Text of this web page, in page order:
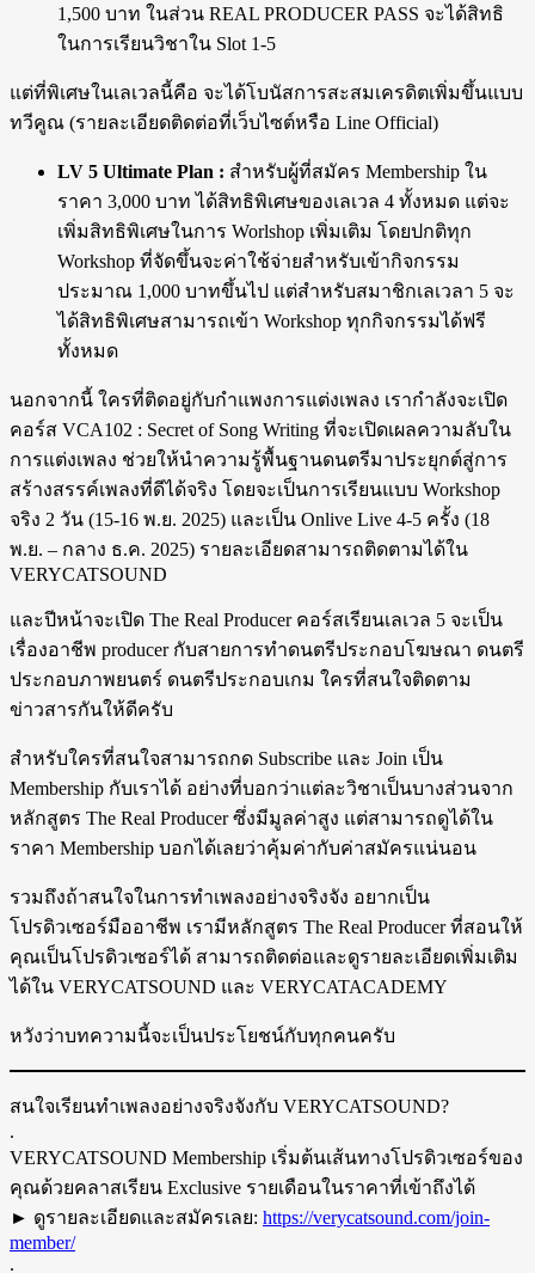
1,500 บาท ในส่วน REAL PRODUCER PASS จะได้สิทธิ
ในการเรียนวิชาใน Slot 1-5
แต่ที่พิเศษในเลเวลนี้คือ จะได้โบนัสการสะสมเครดิตเพิ่มขึ้นแบบ
ทวีคูณ (รายละเอียดติดต่อที่เว็บไซต์หรือ Line Official)
LV 5 Ultimate Plan : สำหรับผู้ที่สมัคร Membership ใน
ราคา 3,000 บาท ได้สิทธิพิเศษของเลเวล 4 ทั้งหมด แต่จะ
เพิ่มสิทธิพิเศษในการ Worlshop เพิ่มเติม โดยปกติทุก
Workshop ที่จัดขึ้นจะค่าใช้จ่ายสำหรับเข้ากิจกรรม
ประมาณ 1,000 บาทขึ้นไป แต่สำหรับสมาชิกเลเวลา 5 จะ
ได้สิทธิพิเศษสามารถเข้า Workshop ทุกกิจกรรมได้ฟรี
ทั้งหมด
นอกจากนี้ ใครที่ติดอยู่กับกำแพงการแต่งเพลง เรากำลังจะเปิด
คอร์ส VCA102 : Secret of Song Writing ที่จะเปิดเผลความลับใน
การแต่งเพลง ช่วยให้นำความรู้พื้นฐานดนตรีมาประยุกต์สู่การ
สร้างสรรค์เพลงที่ดีได้จริง โดยจะเป็นการเรียนแบบ Workshop
จริง 2 วัน (15-16 พ.ย. 2025) และเป็น Onlive Live 4-5 ครั้ง (18
พ.ย. – กลาง ธ.ค. 2025) รายละเอียดสามารถติดตามได้ใน
VERYCATSOUND
และปีหน้าจะเปิด The Real Producer คอร์สเรียนเลเวล 5 จะเป็น
เรื่องอาชีพ producer กับสายการทำดนตรีประกอบโฆษณา ดนตรี
ประกอบภาพยนตร์ ดนตรีประกอบเกม ใครที่สนใจติดตาม
ข่าวสารกันให้ดีครับ
สำหรับใครที่สนใจสามารถกด Subscribe และ Join เป็น
Membership กับเราได้ อย่างที่บอกว่าแต่ละวิชาเป็นบางส่วนจาก
หลักสูตร The Real Producer ซึ่งมีมูลค่าสูง แต่สามารถดูได้ใน
ราคา Membership บอกได้เลยว่าคุ้มค่ากับค่าสมัครแน่นอน
รวมถึงถ้าสนใจในการทำเพลงอย่างจริงจัง อยากเป็น
โปรดิวเซอร์มืออาชีพ เรามีหลักสูตร The Real Producer ที่สอนให้
คุณเป็นโปรดิวเซอร์ได้ สามารถติดต่อและดูรายละเอียดเพิ่มเติม
ได้ใน VERYCATSOUND และ VERYCATACADEMY
หวังว่าบทความนี้จะเป็นประโยชน์กับทุกคนครับ
สนใจเรียนทำเพลงอย่างจริงจังกับ VERYCATSOUND?
.
VERYCATSOUND Membership เริ่มต้นเส้นทางโปรดิวเซอร์ของ
คุณด้วยคลาสเรียน Exclusive รายเดือนในราคาที่เข้าถึงได้
► ดูรายละเอียดและสมัครเลย: https://verycatsound.com/join-
member/
.